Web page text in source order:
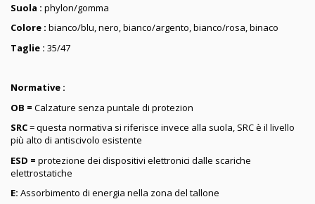
Suola : phylon/gomma
Colore : bianco/blu, nero, bianco/argento, bianco/rosa, binaco
Taglie : 35/47
Normative :
OB = Calzature senza puntale di protezion
SRC= questa normativa si riferisce invece alla suola, SRC è il livello
più alto di antiscivolo esistente
ESD = protezione dei dispositivi elettronici dalle scariche
elettrostatiche
E: Assorbimento di energia nella zona del tallone